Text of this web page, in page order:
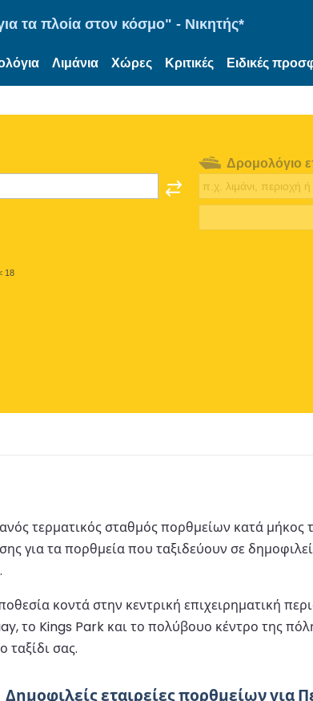
τα πλοία στον κόσμο" - Νικητής*
Λιμάνια Χώρες Κριτικές Ειδικές
18
Δρομολόγιο
τερματικός σταθμός πορθμείων κατά
για τα πορθμεία που ταξιδεύουν σε
κοντά στην κεντρική επιχειρηματική
το Kings Park και το πολύβουο κέντρο της
ταξίδι σας.
Δημοφιλείς εταιρείες πορθμείων για